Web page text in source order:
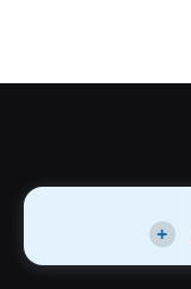
+